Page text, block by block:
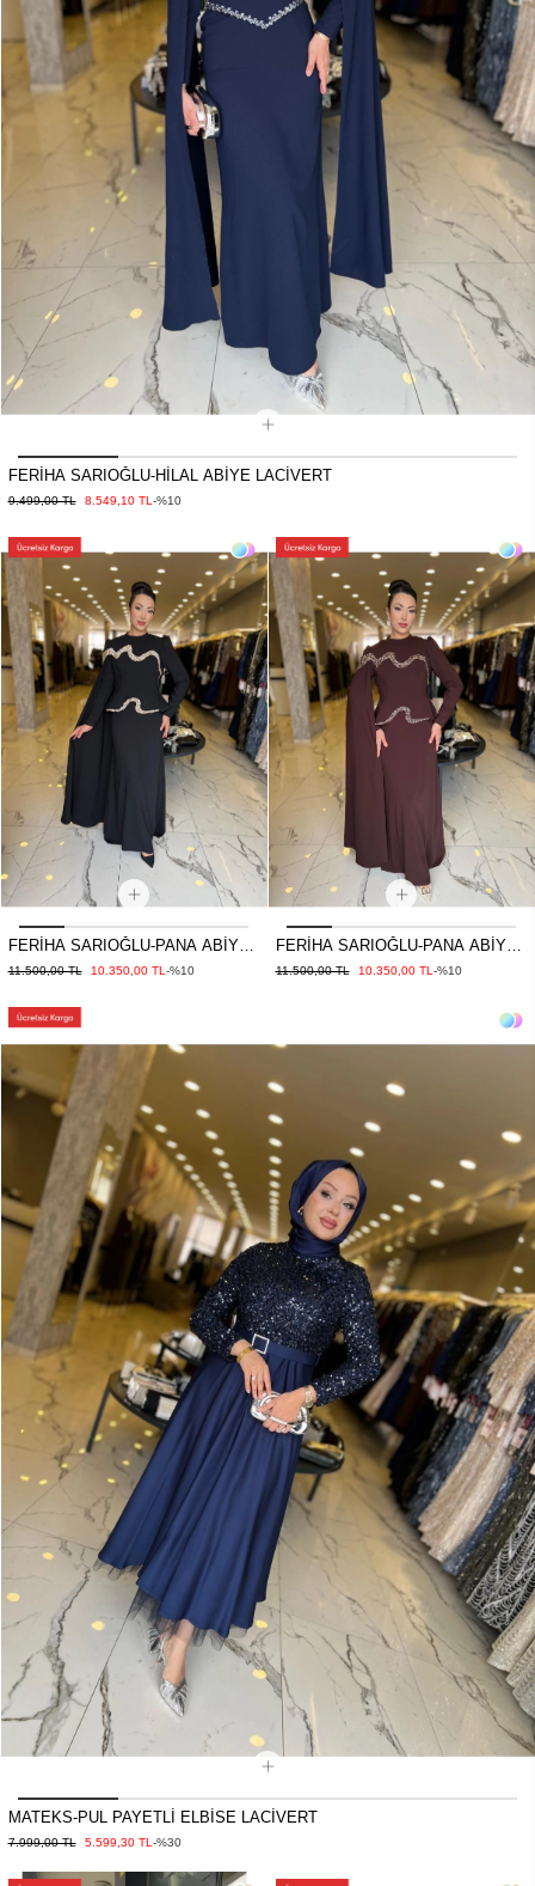
FERİHA SARIOĞLU-HİLAL ABİYE LACİVERT
9.499,00 TL 8.549,10 TL -%10
FERİHA SARIOĞLU-PANA ABİYE
SİYAH
11.500,00 TL 10.350,00 TL -%10
FERİHA SARIOĞLU-PANA ABİYE
KAHVE
11.500,00 TL 10.350,00 TL -%10
MATEKS-PUL PAYETLİ ELBİSE LACİVERT
7.999,00 TL 5.599,30 TL -%30